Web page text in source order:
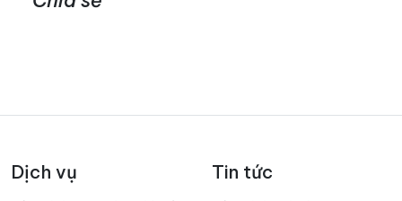
Dịch vụ Tin tức